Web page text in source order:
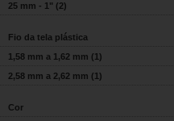
25 mm - 1" (2)
Fio da tela plástica
1,58 mm a 1,62 mm (1)
2,58 mm a 2,62 mm (1)
Cor